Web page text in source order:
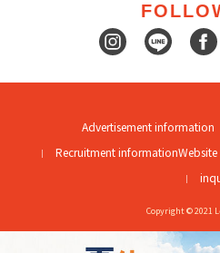
Advertisement information
Recruitment informationWebsite
Copyright © 2021